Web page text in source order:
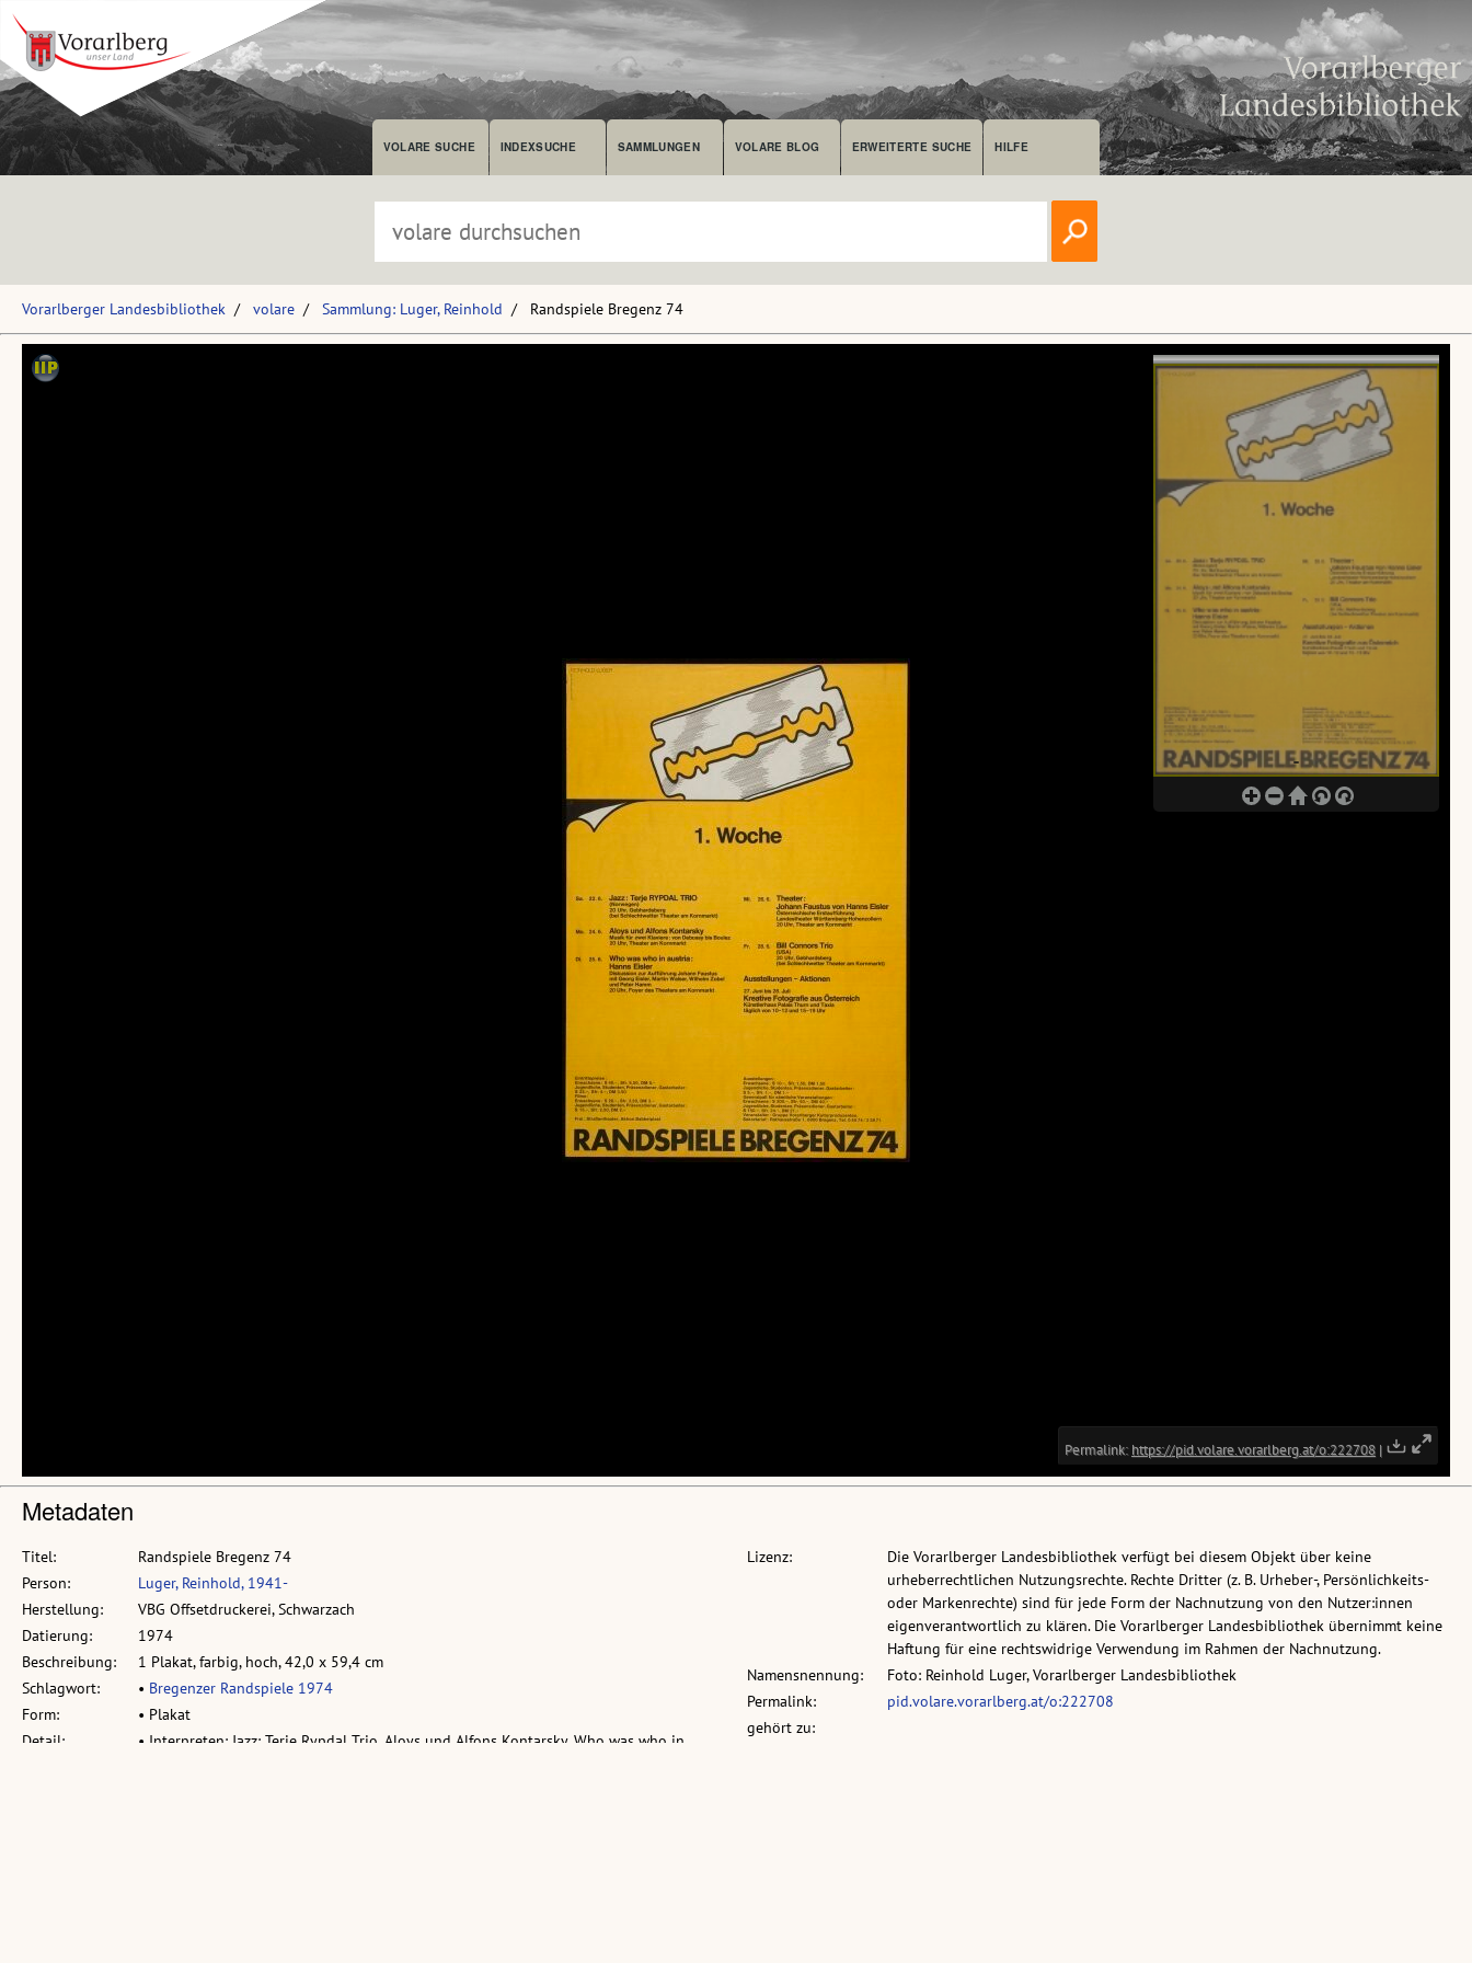
VOLARE SUCHE INDEXSUCHE SAMMLUNGEN VOLARE BLOG ERWEITERTE SUCHE HILFE
Vorarlberger Landesbibliothek volare Sammlung: Luger, Reinhold Randspiele Bregenz 74
Metadaten
Titel:
Randspiele Bregenz 74
Person:
Luger, Reinhold, 1941-
Herstellung:
VBG Offsetdruckerei, Schwarzach
Datierung:
1974
Beschreibung:
1 Plakat, farbig, hoch, 42,0 x 59,4 cm
Schlagwort:
• Bregenzer Randspiele 1974
Form:
• Plakat
Detail:
• Interpreten: Jazz: Terje Rypdal Trio, Aloys und Alfons Kontarsky, Who was who in
Lizenz:
Die Vorarlberger Landesbibliothek verfügt bei diesem Objekt über keine
urheberrechtlichen Nutzungsrechte. Rechte Dritter (z. B. Urheber-, Persönlichkeits-
oder Markenrechte) sind für jede Form der Nachnutzung von den Nutzer:innen
eigenverantwortlich zu klären. Die Vorarlberger Landesbibliothek übernimmt keine
Haftung für eine rechtswidrige Verwendung im Rahmen der Nachnutzung.
Namensnennung:
Foto: Reinhold Luger, Vorarlberger Landesbibliothek
Permalink:
pid.volare.vorarlberg.at/o:222708
gehört zu: